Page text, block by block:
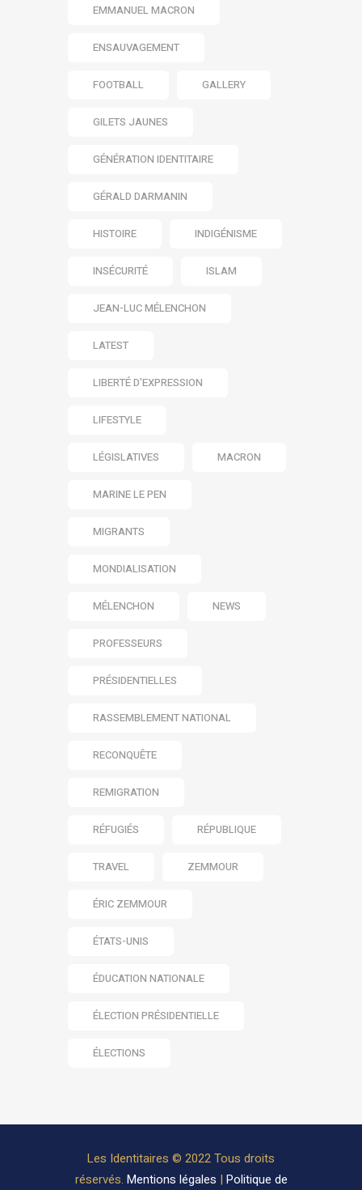
EMMANUEL MACRON
ENSAUVAGEMENT
FOOTBALL GALLERY
GILETS JAUNES
GÉNÉRATION IDENTITAIRE
GÉRALD DARMANIN
HISTOIRE INDIGÉNISME
INSÉCURITÉ ISLAM
JEAN-LUC MÉLENCHON
LATEST
LIBERTÉ D’EXPRESSION
LIFESTYLE
LÉGISLATIVES MACRON
MARINE LE PEN
MIGRANTS
MONDIALISATION
MÉLENCHON NEWS
PROFESSEURS
PRÉSIDENTIELLES
RASSEMBLEMENT NATIONAL
RECONQUÊTE
REMIGRATION
RÉFUGIÉS RÉPUBLIQUE
TRAVEL ZEMMOUR
ÉRIC ZEMMOUR
ÉTATS-UNIS
ÉDUCATION NATIONALE
ÉLECTION PRÉSIDENTIELLE
ÉLECTIONS
Les Identitaires © 2022 Tous droits
réservés. Mentions légales | Politique de